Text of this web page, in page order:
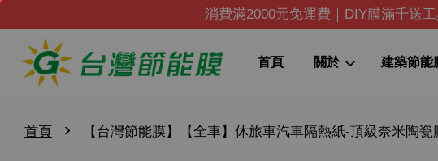
消費滿2000元免運費｜DIY膜滿千送
首頁 關於 建築節能
首頁 › 【台灣節能膜】【全車】休旅車汽車隔熱紙-頂級奈米陶